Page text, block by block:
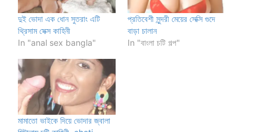
দুই ভোদা এক ধোন সুতরাং এটি
থ্রিসাম সেক্স কাহিনী
In "anal sex bangla"
প্রতিবেশী সুন্দরী মেয়ের সেক্সি গুদে
বাড়া চালান
In "বাংলা চটি গল্প"
মামাতো ভাইকে দিয়ে ভোদার জ্বালা